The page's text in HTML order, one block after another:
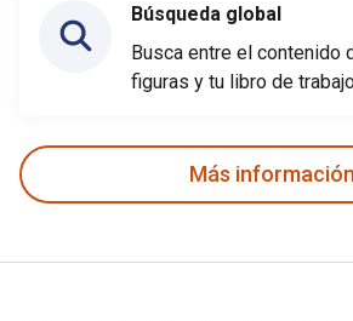
Búsqueda global
Busca entre el contenido
figuras y tu libro de
Más información